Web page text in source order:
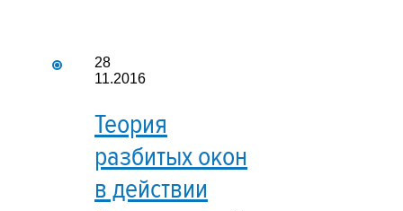
28
11.2016
Теория
разбитых окон
в действии